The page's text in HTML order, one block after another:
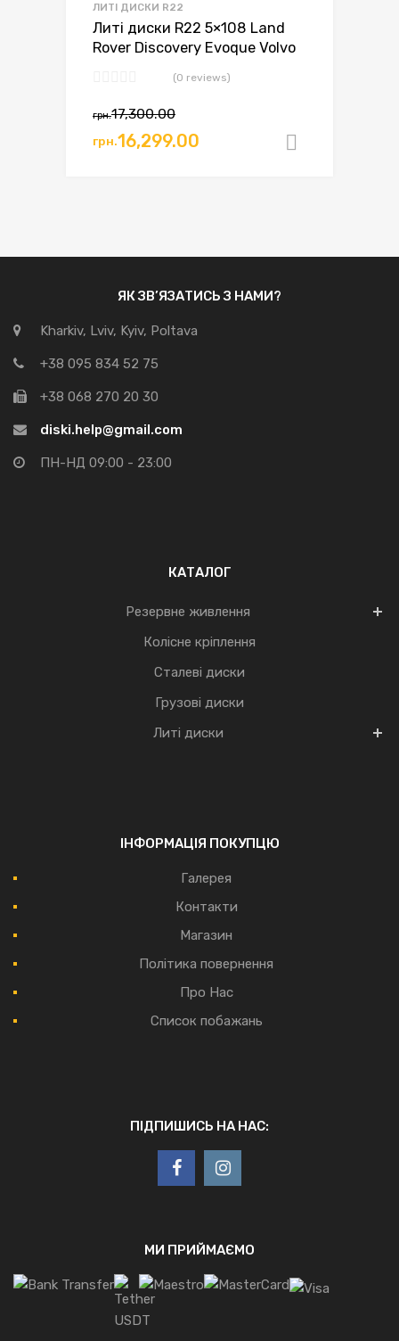
ЛИТІ ДИСКИ R22
Литі диски R22 5×108 Land
Rover Discovery Evoque Volvo
(0 reviews)
грн.17,300.00
грн.16,299.00
ЯК ЗВ’ЯЗАТИСЬ З НАМИ?
Kharkiv, Lviv, Kyiv, Poltava
+38 095 834 52 75
+38 068 270 20 30
diski.help@gmail.com
ПН-НД 09:00 - 23:00
КАТАЛОГ
Резервне живлення
Колісне кріплення
Сталеві диски
Грузові диски
Литі диски
ІНФОРМАЦІЯ ПОКУПЦЮ
Галерея
Контакти
Магазин
Політика повернення
Про Нас
Список побажань
ПІДПИШИСЬ НА НАС:
МИ ПРИЙМАЄМО